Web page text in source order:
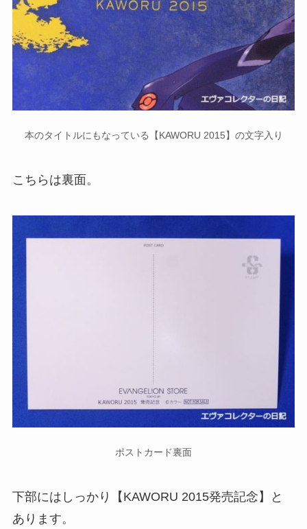
本のタイトルにもなっている【KAWORU 2015】の文字入り
こちらは裏面。
ポストカード裏面
下部にはしっかり【KAWORU 2015発売記念】と
あります。